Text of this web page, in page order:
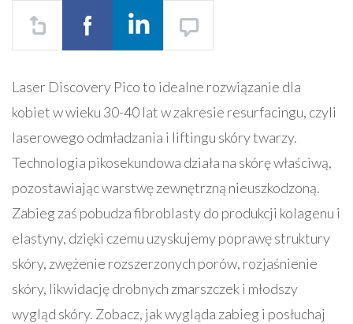
Laser Discovery Pico to idealne rozwiązanie dla
kobiet w wieku 30-40 lat w zakresie resurfacingu, czyli
laserowego odmładzania i liftingu skóry twarzy.
Technologia pikosekundowa działa na skórę właściwą,
pozostawiając warstwę zewnętrzną nieuszkodzoną.
Zabieg zaś pobudza fibroblasty do produkcji kolagenu i
elastyny, dzięki czemu uzyskujemy poprawę struktury
skóry, zwężenie rozszerzonych porów, rozjaśnienie
skóry, likwidację drobnych zmarszczek i młodszy
wygląd skóry. Zobacz, jak wygląda zabieg i posłuchaj